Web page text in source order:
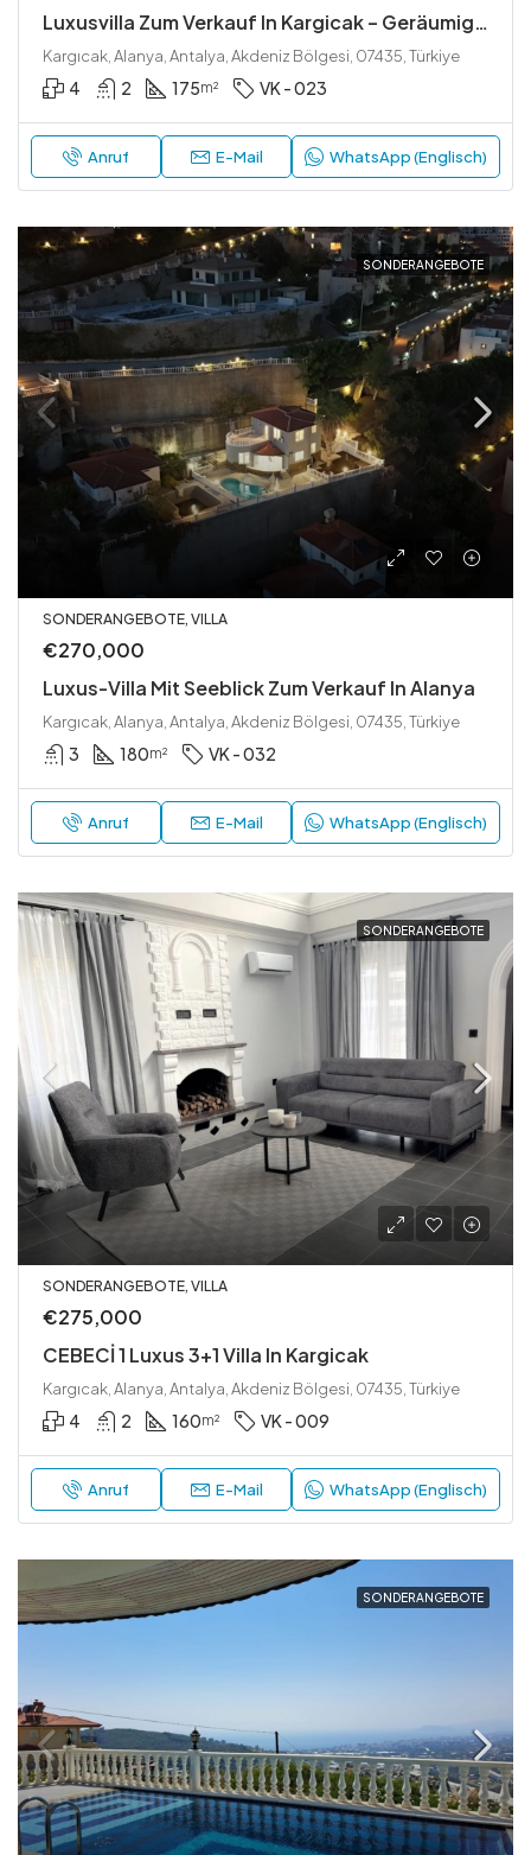
Luxusvilla Zum Verkauf In Kargicak – Geräumige 3+1 Mit Privatem Garten Und Pool
Kargıcak, Alanya, Antalya, Akdeniz Bölgesi, 07435, Türkiye
4 2 175m² VK - 023
Anruf E-Mail WhatsApp (Englisch)
SONDERANGEBOTE
SONDERANGEBOTE, VILLA
€270,000
Luxus-Villa Mit Seeblick Zum Verkauf In Alanya
Kargıcak, Alanya, Antalya, Akdeniz Bölgesi, 07435, Türkiye
3 180m² VK - 032
Anruf E-Mail WhatsApp (Englisch)
SONDERANGEBOTE
SONDERANGEBOTE, VILLA
€275,000
CEBECİ 1 Luxus 3+1 Villa In Kargicak
Kargıcak, Alanya, Antalya, Akdeniz Bölgesi, 07435, Türkiye
4 2 160m² VK - 009
Anruf E-Mail WhatsApp (Englisch)
SONDERANGEBOTE